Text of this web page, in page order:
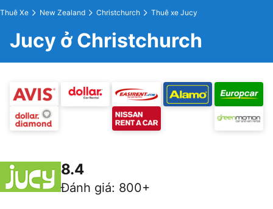
Thuê Xe New Zealand Christchurch Thuê xe Jucy
Jucy ở Christchurch
8.4
Đánh giá: 800+